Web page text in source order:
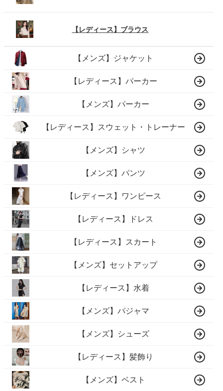
【レディース】ブラウス
【メンズ】ジャケット
【レディース】パーカー
【メンズ】パーカー
【レディース】スウェット・トレーナー
【メンズ】シャツ
【メンズ】パンツ
【レディース】ワンピース
【レディース】ドレス
【レディース】スカート
【メンズ】セットアップ
【レディース】水着
【メンズ】パジャマ
【メンズ】シューズ
【レディース】髪飾り
【メンズ】ベスト